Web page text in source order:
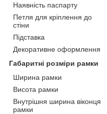
Наявність паспарту
Петля для кріплення до
стіни
Підставка
Декоративне оформлення
Габаритні розміри рамки
Ширина рамки
Висота рамки
Внутрішня ширина віконця
рамки